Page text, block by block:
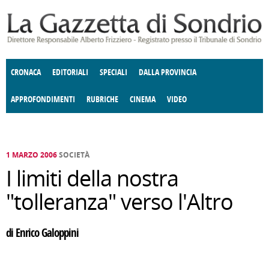
CRONACA EDITORIALI SPECIALI DALLA PROVINCIA
APPROFONDIMENTI
E SPETTACOLI POLITICA
RUBRICHE
DELLE IDEE FATTI DELLO SPIRITO
CINEMA VIDEO
1 MARZO 2006SOCIETÀ
I limiti della nostra
"tolleranza" verso l'Altro
di Enrico Galoppini